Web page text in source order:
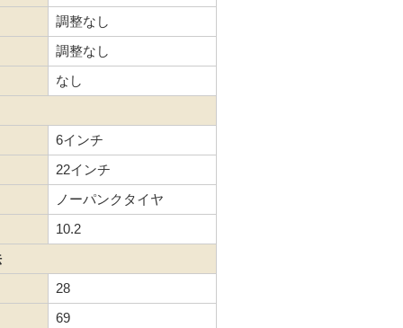
調整なし
調整なし
なし
6インチ
22インチ
ノーパンクタイヤ
10.2
28
69